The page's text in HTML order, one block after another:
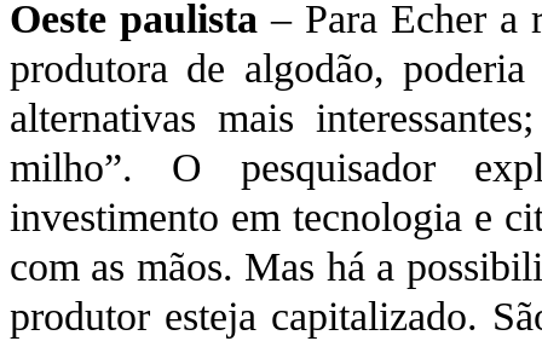
Oeste paulista – Para Echer a
produtora de algodão,
alternativas mais
milho”. O pesquisador
investimento em tecnologia e
com as mãos. Mas há a
produtor esteja capitalizado.